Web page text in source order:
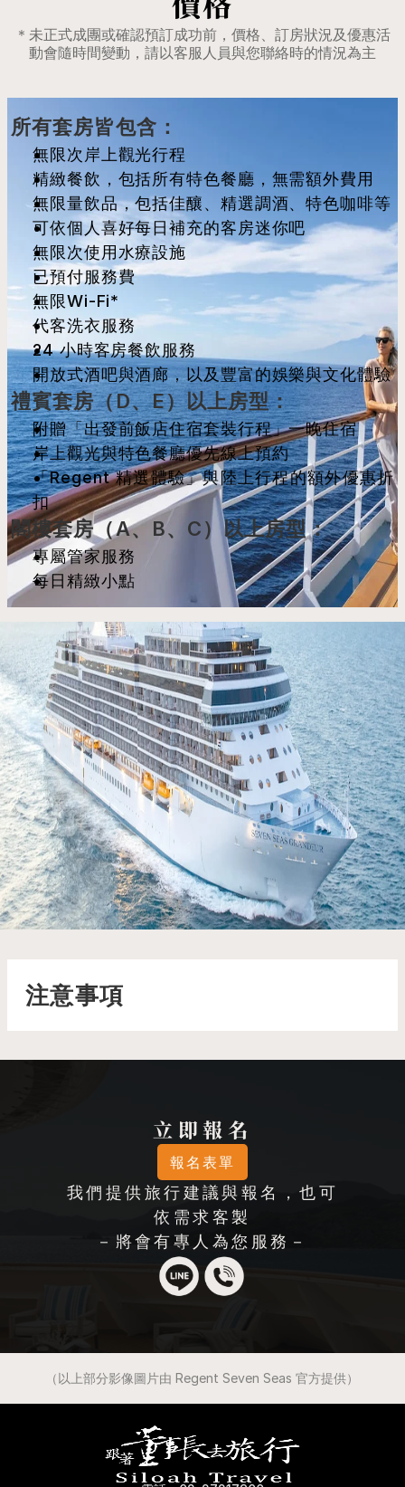
＊未正式成團或確認預訂成功前，價格、訂房狀況及優惠活
動會隨時間變動，請以客服人員與您聯絡時的情況為主
所有套房皆包含：
無限次岸上觀光行程
精緻餐飲，包括所有特色餐廳，無需額外費用
無限量飲品，包括佳釀、精選調酒、特色咖啡等
可依個人喜好每日補充的客房迷你吧
無限次使用水療設施
已預付服務費
無限Wi-Fi*
代客洗衣服務
24 小時客房餐飲服務
開放式酒吧與酒廊，以及豐富的娛樂與文化體驗
禮賓套房（D、E）以上房型：
附贈「出發前飯店住宿套裝行程」一晚住宿
岸上觀光與特色餐廳優先線上預約
「Regent 精選體驗」與陸上行程的額外優惠折
扣
閣樓套房（A、B、C）以上房型：
專屬管家服務
每日精緻小點
七海尚逸號 Seven Seas Grandeur
七海尚逸號從過去汲取靈感，並為未來重塑，完美體現了
Regent的傳承與卓越
了解更多
注意事項
立即報名
報名表單
我們提供旅行建議與報名，也可
依需求客製
－將會有專人為您服務－
（以上部分影像圖片由 Regent Seven Seas 官方提供）